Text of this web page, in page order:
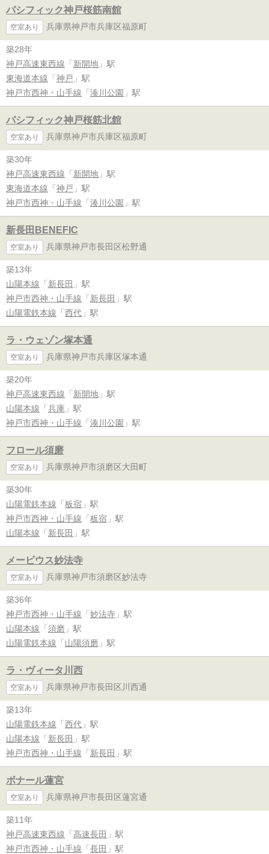
パシフィック神戸桜筋南館
空室あり 兵庫県神戸市兵庫区福原町
築28年
神戸高速東西線 「 新開地 」駅
東海道本線 「 神戸 」駅
神戸市西神・山手線 「 湊川公園 」駅
パシフィック神戸桜筋北館
空室あり 兵庫県神戸市兵庫区福原町
築30年
神戸高速東西線 「 新開地 」駅
東海道本線 「 神戸 」駅
神戸市西神・山手線 「 湊川公園 」駅
新長田BENEFIC
空室あり 兵庫県神戸市長田区松野通
築13年
山陽本線 「 新長田 」駅
神戸市西神・山手線 「 新長田 」駅
山陽電鉄本線 「 西代 」駅
ラ・ウェゾン塚本通
空室あり 兵庫県神戸市兵庫区塚本通
築20年
神戸高速東西線 「 新開地 」駅
山陽本線 「 兵庫 」駅
神戸市西神・山手線 「 湊川公園 」駅
フロール須磨
空室あり 兵庫県神戸市須磨区大田町
築30年
山陽電鉄本線 「 板宿 」駅
神戸市西神・山手線 「 板宿 」駅
山陽本線 「 新長田 」駅
メービウス妙法寺
空室あり 兵庫県神戸市須磨区妙法寺
築36年
神戸市西神・山手線 「 妙法寺 」駅
山陽本線 「 須磨 」駅
山陽電鉄本線 「 山陽須磨 」駅
ラ・ヴィータ川西
空室あり 兵庫県神戸市長田区川西通
築13年
山陽電鉄本線 「 西代 」駅
山陽本線 「 新長田 」駅
神戸市西神・山手線 「 新長田 」駅
ボナール蓮宮
空室あり 兵庫県神戸市長田区蓮宮通
築11年
神戸高速東西線 「 高速長田 」駅
神戸市西神・山手線 「 長田 」駅